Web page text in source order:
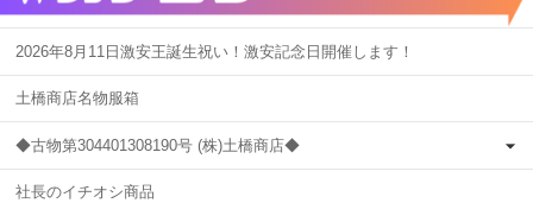
2026年8月11日激安王誕生祝い！激安記念日開催します！
土橋商店名物服箱
◆古物第304401308190号 (株)土橋商店◆
社長のイチオシ商品